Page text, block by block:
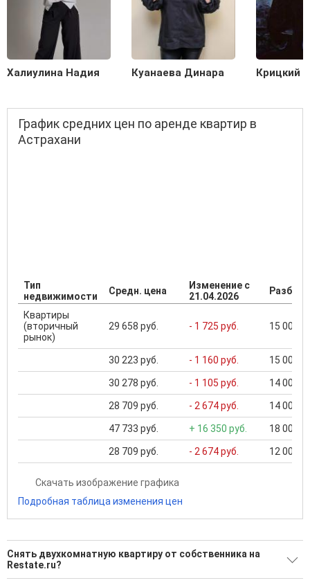
Халиулина Надия Куанаева Динара Крицкий
График средних цен по аренде квартир в
Астрахани
Тип
недвижимости
Средн. цена
Изменение с
21.04.2026
Квартиры
(вторичный
рынок)
29 658 руб. - 1 725 руб. 15 000
30 223 руб. - 1 160 руб. 15 000
30 278 руб. - 1 105 руб. 14 000
28 709 руб. - 2 674 руб. 14 000
47 733 руб. + 16 350 руб. 18 000
28 709 руб. - 2 674 руб. 12 000
Скачать изображение графика
Подробная таблица изменения цен
Снять двухкомнатную квартиру от собственника на
Restate.ru?